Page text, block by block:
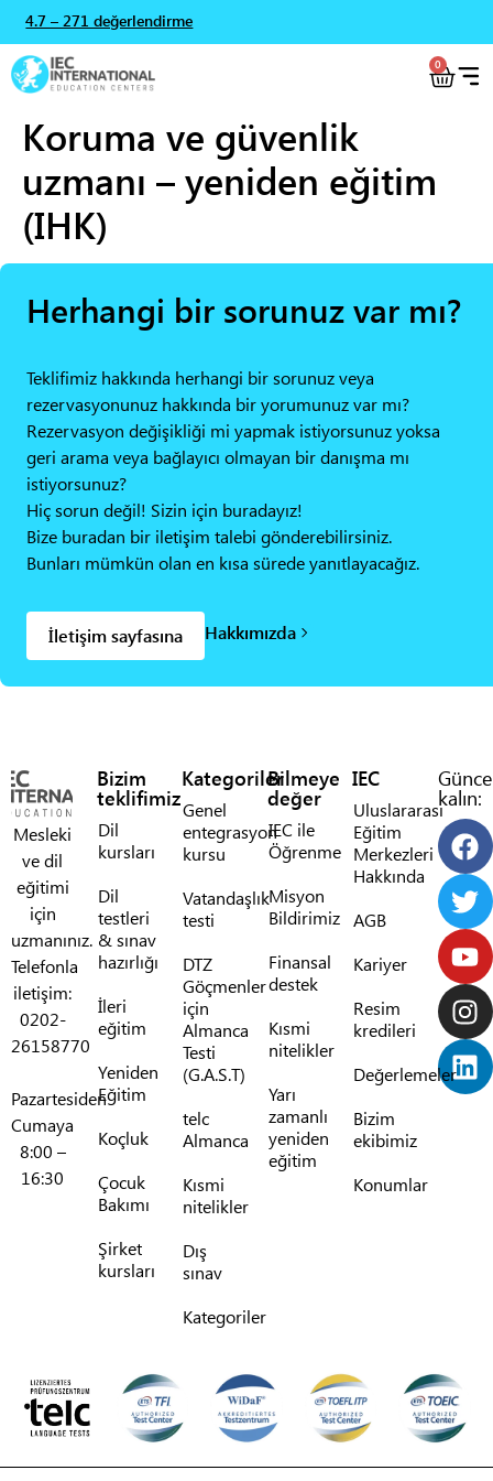
4.7 – 271 değerlendirme
0
Koruma ve güvenlik
uzmanı – yeniden eğitim
(IHK)
Herhangi bir sorunuz var mı?
Teklifimiz hakkında herhangi bir sorunuz veya
rezervasyonunuz hakkında bir yorumunuz var mı?
Rezervasyon değişikliği mi yapmak istiyorsunuz yoksa
geri arama veya bağlayıcı olmayan bir danışma mı
istiyorsunuz?
Hiç sorun değil! Sizin için buradayız!
Bize buradan bir iletişim talebi gönderebilirsiniz.
Bunları mümkün olan en kısa sürede yanıtlayacağız.
İletişim sayfasına Hakkımızda
Mesleki
ve dil
eğitimi
için
uzmanınız.
Telefonla
iletişim:
0202-
26158770
Pazartesiden
Cumaya
8:00 –
16:30
Bizim
teklifimiz
Dil
kursları
Dil
testleri
& sınav
hazırlığı
İleri
eğitim
Yeniden
Eğitim
Koçluk
Çocuk
Bakımı
Şirket
kursları
Kategoriler
Genel
entegrasyon
kursu
Vatandaşlık
testi
DTZ
Göçmenler
için
Almanca
Testi
(G.A.S.T)
telc
Almanca
Kısmi
nitelikler
Dış
sınav
Kategoriler
Bilmeye
değer
IEC ile
Öğrenme
Misyon
Bildirimiz
Finansal
destek
Kısmi
nitelikler
Yarı
zamanlı
yeniden
eğitim
IEC
Uluslararası
Eğitim
Merkezleri
Hakkında
AGB
Kariyer
Resim
kredileri
Değerlemeler
Bizim
ekibimiz
Konumlar
kalın: